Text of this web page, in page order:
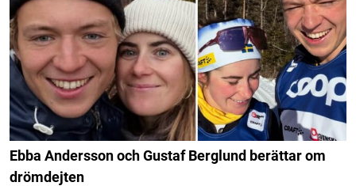
Ebba Andersson och Gustaf Berglund berättar om
drömdejten